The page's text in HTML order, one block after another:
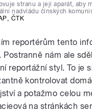
stranu a její aparát, aby
nadvládu čínských
, ČTK
reportérům tento
nám ale
reportážní styl. To je
kontrolovat
a potažmo celou
na stránkách